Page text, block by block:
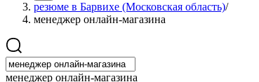
резюме в Барвихе (Московская область)/
менеджер онлайн-магазина
менеджер онлайн-магазина